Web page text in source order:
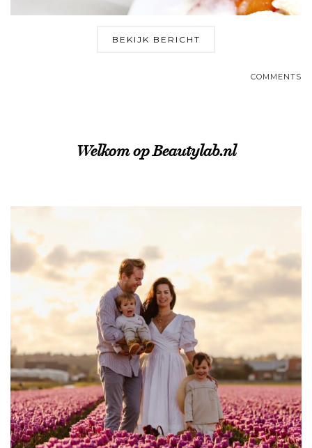
BEKIJK BERICHT
COMMENTS
Welkom op Beautylab.nl